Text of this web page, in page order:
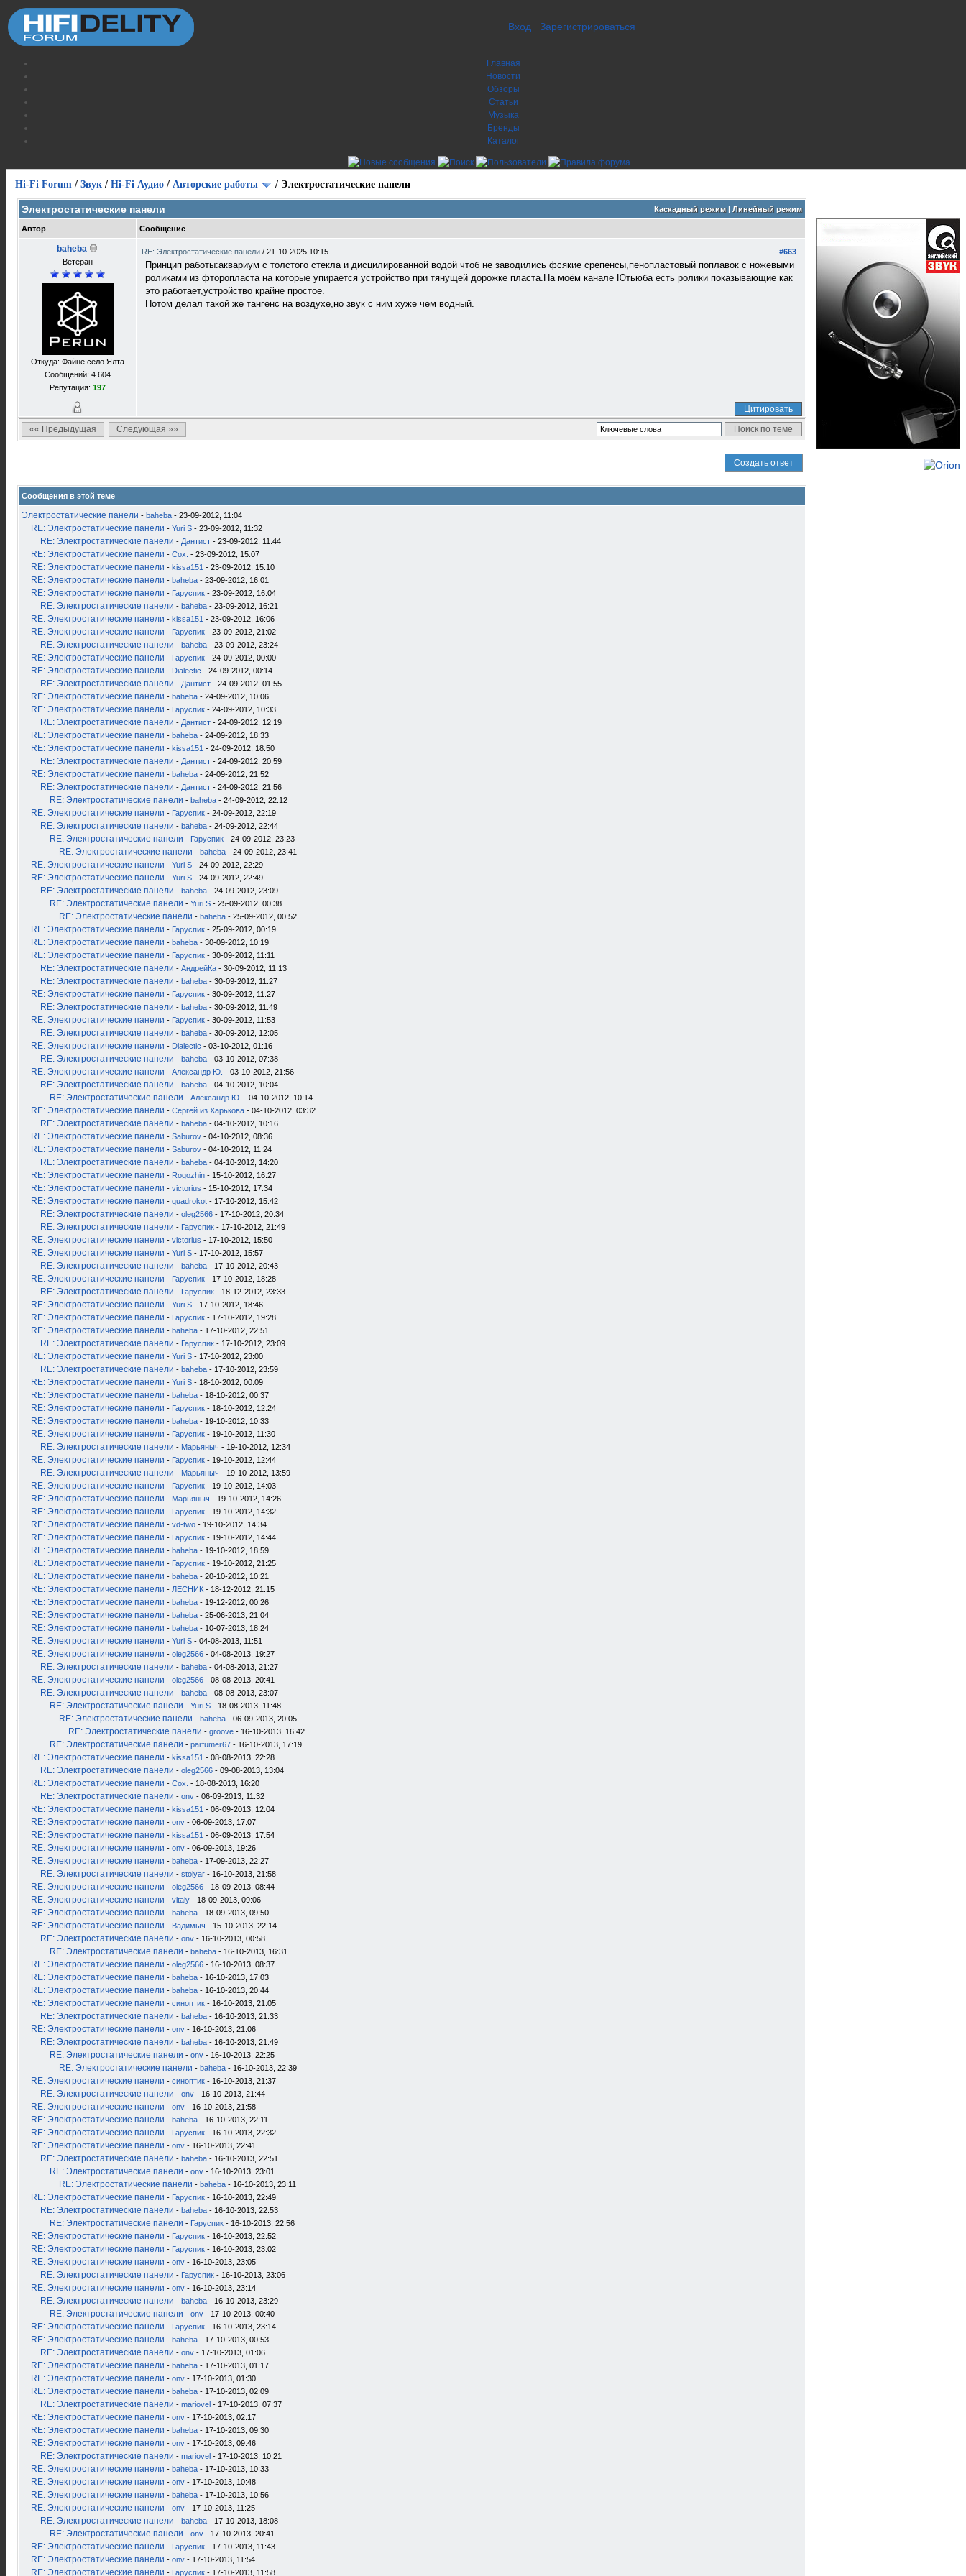
Вход Зарегистрироваться
Главная
Новости
Обзоры
Статьи
Музыка
Бренды
Каталог
Hi-Fi Forum / Звук / Hi-Fi Аудио / Авторские работы / Электростатические панели
Каскадный режим| Линейный режим
Электростатические панели
Автор Сообщение
baheba
Ветеран
Откуда: Файне село Ялта
Сообщений: 4 604
Репутация: 197
#663
RE: Электростатические панели / 21-10-2025 10:15
Принцип работы:аквариум с толстого стекла и дисцилированной водой чтоб не заводились фсякие срепенсы,пенопластовый поплавок с ножевыми
роликами из фторопласта на которые упирается устройство при тянущей дорожке пласта.На моём канале Ютьюба есть ролики показывающие как
это работает,устройство крайне простое.
Потом делал такой же тангенс на воздухе,но звук с ним хуже чем водный.
Цитировать
«« Предыдущая
Следующая »»
Создать ответ
Сообщения в этой теме
Электростатические панели - baheba - 23-09-2012, 11:04
RE: Электростатические панели - Yuri S - 23-09-2012, 11:32
RE: Электростатические панели - Дантист - 23-09-2012, 11:44
RE: Электростатические панели - Cox. - 23-09-2012, 15:07
RE: Электростатические панели - kissa151 - 23-09-2012, 15:10
RE: Электростатические панели - baheba - 23-09-2012, 16:01
RE: Электростатические панели - Гаруспик - 23-09-2012, 16:04
RE: Электростатические панели - baheba - 23-09-2012, 16:21
RE: Электростатические панели - kissa151 - 23-09-2012, 16:06
RE: Электростатические панели - Гаруспик - 23-09-2012, 21:02
RE: Электростатические панели - baheba - 23-09-2012, 23:24
RE: Электростатические панели - Гаруспик - 24-09-2012, 00:00
RE: Электростатические панели - Dialectic - 24-09-2012, 00:14
RE: Электростатические панели - Дантист - 24-09-2012, 01:55
RE: Электростатические панели - baheba - 24-09-2012, 10:06
RE: Электростатические панели - Гаруспик - 24-09-2012, 10:33
RE: Электростатические панели - Дантист - 24-09-2012, 12:19
RE: Электростатические панели - baheba - 24-09-2012, 18:33
RE: Электростатические панели - kissa151 - 24-09-2012, 18:50
RE: Электростатические панели - Дантист - 24-09-2012, 20:59
RE: Электростатические панели - baheba - 24-09-2012, 21:52
RE: Электростатические панели - Дантист - 24-09-2012, 21:56
RE: Электростатические панели - baheba - 24-09-2012, 22:12
RE: Электростатические панели - Гаруспик - 24-09-2012, 22:19
RE: Электростатические панели - baheba - 24-09-2012, 22:44
RE: Электростатические панели - Гаруспик - 24-09-2012, 23:23
RE: Электростатические панели - baheba - 24-09-2012, 23:41
RE: Электростатические панели - Yuri S - 24-09-2012, 22:29
RE: Электростатические панели - Yuri S - 24-09-2012, 22:49
RE: Электростатические панели - baheba - 24-09-2012, 23:09
RE: Электростатические панели - Yuri S - 25-09-2012, 00:38
RE: Электростатические панели - baheba - 25-09-2012, 00:52
RE: Электростатические панели - Гаруспик - 25-09-2012, 00:19
RE: Электростатические панели - baheba - 30-09-2012, 10:19
RE: Электростатические панели - Гаруспик - 30-09-2012, 11:11
RE: Электростатические панели - АндрейКа - 30-09-2012, 11:13
RE: Электростатические панели - baheba - 30-09-2012, 11:27
RE: Электростатические панели - Гаруспик - 30-09-2012, 11:27
RE: Электростатические панели - baheba - 30-09-2012, 11:49
RE: Электростатические панели - Гаруспик - 30-09-2012, 11:53
RE: Электростатические панели - baheba - 30-09-2012, 12:05
RE: Электростатические панели - Dialectic - 03-10-2012, 01:16
RE: Электростатические панели - baheba - 03-10-2012, 07:38
RE: Электростатические панели - Александр Ю. - 03-10-2012, 21:56
RE: Электростатические панели - baheba - 04-10-2012, 10:04
RE: Электростатические панели - Александр Ю. - 04-10-2012, 10:14
RE: Электростатические панели - Сергей из Харькова - 04-10-2012, 03:32
RE: Электростатические панели - baheba - 04-10-2012, 10:16
RE: Электростатические панели - Saburov - 04-10-2012, 08:36
RE: Электростатические панели - Saburov - 04-10-2012, 11:24
RE: Электростатические панели - baheba - 04-10-2012, 14:20
RE: Электростатические панели - Rogozhin - 15-10-2012, 16:27
RE: Электростатические панели - victorius - 15-10-2012, 17:34
RE: Электростатические панели - quadrokot - 17-10-2012, 15:42
RE: Электростатические панели - oleg2566 - 17-10-2012, 20:34
RE: Электростатические панели - Гаруспик - 17-10-2012, 21:49
RE: Электростатические панели - victorius - 17-10-2012, 15:50
RE: Электростатические панели - Yuri S - 17-10-2012, 15:57
RE: Электростатические панели - baheba - 17-10-2012, 20:43
RE: Электростатические панели - Гаруспик - 17-10-2012, 18:28
RE: Электростатические панели - Гаруспик - 18-12-2012, 23:33
RE: Электростатические панели - Yuri S - 17-10-2012, 18:46
RE: Электростатические панели - Гаруспик - 17-10-2012, 19:28
RE: Электростатические панели - baheba - 17-10-2012, 22:51
RE: Электростатические панели - Гаруспик - 17-10-2012, 23:09
RE: Электростатические панели - Yuri S - 17-10-2012, 23:00
RE: Электростатические панели - baheba - 17-10-2012, 23:59
RE: Электростатические панели - Yuri S - 18-10-2012, 00:09
RE: Электростатические панели - baheba - 18-10-2012, 00:37
RE: Электростатические панели - Гаруспик - 18-10-2012, 12:24
RE: Электростатические панели - baheba - 19-10-2012, 10:33
RE: Электростатические панели - Гаруспик - 19-10-2012, 11:30
RE: Электростатические панели - Марьяныч - 19-10-2012, 12:34
RE: Электростатические панели - Гаруспик - 19-10-2012, 12:44
RE: Электростатические панели - Марьяныч - 19-10-2012, 13:59
RE: Электростатические панели - Гаруспик - 19-10-2012, 14:03
RE: Электростатические панели - Марьяныч - 19-10-2012, 14:26
RE: Электростатические панели - Гаруспик - 19-10-2012, 14:32
RE: Электростатические панели - vd-two - 19-10-2012, 14:34
RE: Электростатические панели - Гаруспик - 19-10-2012, 14:44
RE: Электростатические панели - baheba - 19-10-2012, 18:59
RE: Электростатические панели - Гаруспик - 19-10-2012, 21:25
RE: Электростатические панели - baheba - 20-10-2012, 10:21
RE: Электростатические панели - ЛЕСНИК - 18-12-2012, 21:15
RE: Электростатические панели - baheba - 19-12-2012, 00:26
RE: Электростатические панели - baheba - 25-06-2013, 21:04
RE: Электростатические панели - baheba - 10-07-2013, 18:24
RE: Электростатические панели - Yuri S - 04-08-2013, 11:51
RE: Электростатические панели - oleg2566 - 04-08-2013, 19:27
RE: Электростатические панели - baheba - 04-08-2013, 21:27
RE: Электростатические панели - oleg2566 - 08-08-2013, 20:41
RE: Электростатические панели - baheba - 08-08-2013, 23:07
RE: Электростатические панели - Yuri S - 18-08-2013, 11:48
RE: Электростатические панели - baheba - 06-09-2013, 20:05
RE: Электростатические панели - groove - 16-10-2013, 16:42
RE: Электростатические панели - parfumer67 - 16-10-2013, 17:19
RE: Электростатические панели - kissa151 - 08-08-2013, 22:28
RE: Электростатические панели - oleg2566 - 09-08-2013, 13:04
RE: Электростатические панели - Cox. - 18-08-2013, 16:20
RE: Электростатические панели - onv - 06-09-2013, 11:32
RE: Электростатические панели - kissa151 - 06-09-2013, 12:04
RE: Электростатические панели - onv - 06-09-2013, 17:07
RE: Электростатические панели - kissa151 - 06-09-2013, 17:54
RE: Электростатические панели - onv - 06-09-2013, 19:26
RE: Электростатические панели - baheba - 17-09-2013, 22:27
RE: Электростатические панели - stolyar - 16-10-2013, 21:58
RE: Электростатические панели - oleg2566 - 18-09-2013, 08:44
RE: Электростатические панели - vitaly - 18-09-2013, 09:06
RE: Электростатические панели - baheba - 18-09-2013, 09:50
RE: Электростатические панели - Вадимыч - 15-10-2013, 22:14
RE: Электростатические панели - onv - 16-10-2013, 00:58
RE: Электростатические панели - baheba - 16-10-2013, 16:31
RE: Электростатические панели - oleg2566 - 16-10-2013, 08:37
RE: Электростатические панели - baheba - 16-10-2013, 17:03
RE: Электростатические панели - baheba - 16-10-2013, 20:44
RE: Электростатические панели - синоптик - 16-10-2013, 21:05
RE: Электростатические панели - baheba - 16-10-2013, 21:33
RE: Электростатические панели - onv - 16-10-2013, 21:06
RE: Электростатические панели - baheba - 16-10-2013, 21:49
RE: Электростатические панели - onv - 16-10-2013, 22:25
RE: Электростатические панели - baheba - 16-10-2013, 22:39
RE: Электростатические панели - синоптик - 16-10-2013, 21:37
RE: Электростатические панели - onv - 16-10-2013, 21:44
RE: Электростатические панели - onv - 16-10-2013, 21:58
RE: Электростатические панели - baheba - 16-10-2013, 22:11
RE: Электростатические панели - Гаруспик - 16-10-2013, 22:32
RE: Электростатические панели - onv - 16-10-2013, 22:41
RE: Электростатические панели - baheba - 16-10-2013, 22:51
RE: Электростатические панели - onv - 16-10-2013, 23:01
RE: Электростатические панели - baheba - 16-10-2013, 23:11
RE: Электростатические панели - Гаруспик - 16-10-2013, 22:49
RE: Электростатические панели - baheba - 16-10-2013, 22:53
RE: Электростатические панели - Гаруспик - 16-10-2013, 22:56
RE: Электростатические панели - Гаруспик - 16-10-2013, 22:52
RE: Электростатические панели - Гаруспик - 16-10-2013, 23:02
RE: Электростатические панели - onv - 16-10-2013, 23:05
RE: Электростатические панели - Гаруспик - 16-10-2013, 23:06
RE: Электростатические панели - onv - 16-10-2013, 23:14
RE: Электростатические панели - baheba - 16-10-2013, 23:29
RE: Электростатические панели - onv - 17-10-2013, 00:40
RE: Электростатические панели - Гаруспик - 16-10-2013, 23:14
RE: Электростатические панели - baheba - 17-10-2013, 00:53
RE: Электростатические панели - onv - 17-10-2013, 01:06
RE: Электростатические панели - baheba - 17-10-2013, 01:17
RE: Электростатические панели - onv - 17-10-2013, 01:30
RE: Электростатические панели - baheba - 17-10-2013, 02:09
RE: Электростатические панели - mariovel - 17-10-2013, 07:37
RE: Электростатические панели - onv - 17-10-2013, 02:17
RE: Электростатические панели - baheba - 17-10-2013, 09:30
RE: Электростатические панели - onv - 17-10-2013, 09:46
RE: Электростатические панели - mariovel - 17-10-2013, 10:21
RE: Электростатические панели - baheba - 17-10-2013, 10:33
RE: Электростатические панели - onv - 17-10-2013, 10:48
RE: Электростатические панели - baheba - 17-10-2013, 10:56
RE: Электростатические панели - onv - 17-10-2013, 11:25
RE: Электростатические панели - baheba - 17-10-2013, 18:08
RE: Электростатические панели - onv - 17-10-2013, 20:41
RE: Электростатические панели - Гаруспик - 17-10-2013, 11:43
RE: Электростатические панели - onv - 17-10-2013, 11:54
RE: Электростатические панели - Гаруспик - 17-10-2013, 11:58